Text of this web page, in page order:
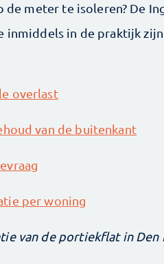
meter te isoleren? De
inmiddels in de praktijk
overlast
van de buitenkant
per woning
van de portiekflat in